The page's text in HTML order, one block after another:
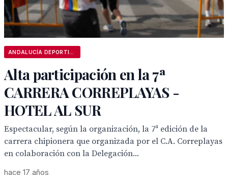
Alta participación en la 7ª
CARRERA CORREPLAYAS -
HOTEL AL SUR
Espectacular, según la organización, la 7ª edición de la
carrera chipionera que organizada por el C.A. Correplayas
en colaboración con la Delegación...
hace 17 años